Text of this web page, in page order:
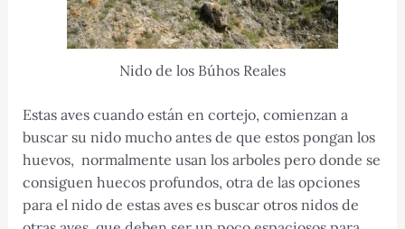
Nido de los Búhos Reales
Estas aves cuando están en cortejo, comienzan a
buscar su nido mucho antes de que estos pongan los
huevos, normalmente usan los arboles pero donde se
consiguen huecos profundos, otra de las opciones
para el nido de estas aves es buscar otros nidos de